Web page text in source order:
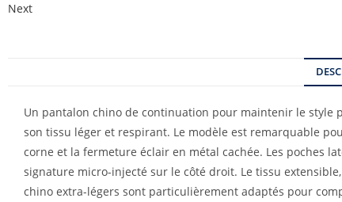
Next
Un pantalon chino de continuation pour maintenir le style
son tissu léger et respirant. Le modèle est remarquable
corne et la fermeture éclair en métal cachée. Les poches
signature micro-injecté sur le côté droit. Le tissu
chino extra-légers sont particulièrement adaptés pour